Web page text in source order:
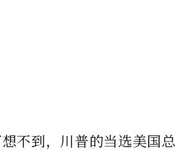
想不到，川普的当选美国